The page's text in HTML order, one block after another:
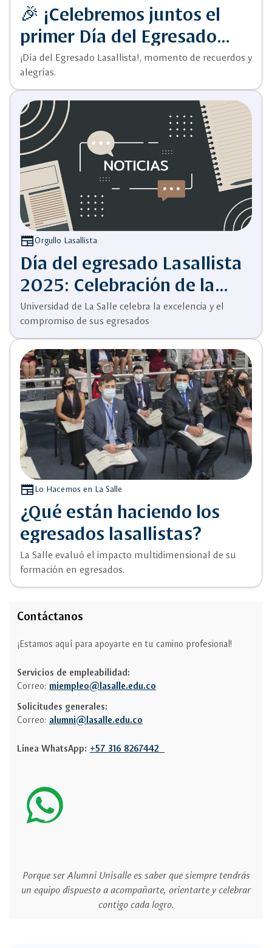
🎉 ¡Celebremos juntos el
primer Día del Egresado
Lasallista!
¡Día del Egresado Lasallista!, momento de recuerdos y
alegrías.
newspaperOrgullo Lasallista
Día del egresado Lasallista
2025: Celebración de la
excelencia y el compromiso
social
Universidad de La Salle celebra la excelencia y el
compromiso de sus egresados
newspaperLo Hacemos en La Salle
¿Qué están haciendo los
egresados lasallistas?
La Salle evaluó el impacto multidimensional de su
formación en egresados.
Contáctanos
¡Estamos aquí para apoyarte en tu camino profesional!
Servicios de empleabilidad:
Correo: miempleo@lasalle.edu.co
Solicitudes generales:
Correo: alumni@lasalle.edu.co
Línea WhatsApp: +57 316 8267442
Porque ser Alumni Unisalle es saber que siempre tendrás
un equipo dispuesto a acompañarte, orientarte y celebrar
contigo cada logro.